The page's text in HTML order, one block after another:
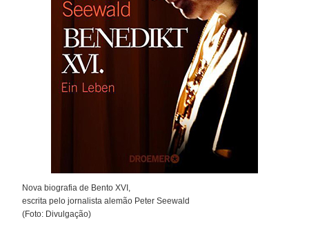
Nova biografia de Bento XVI,
escrita pelo jornalista alemão Peter Seewald
(Foto: Divulgação)